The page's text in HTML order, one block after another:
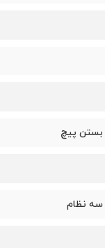
بستن پیچ
سه نظام